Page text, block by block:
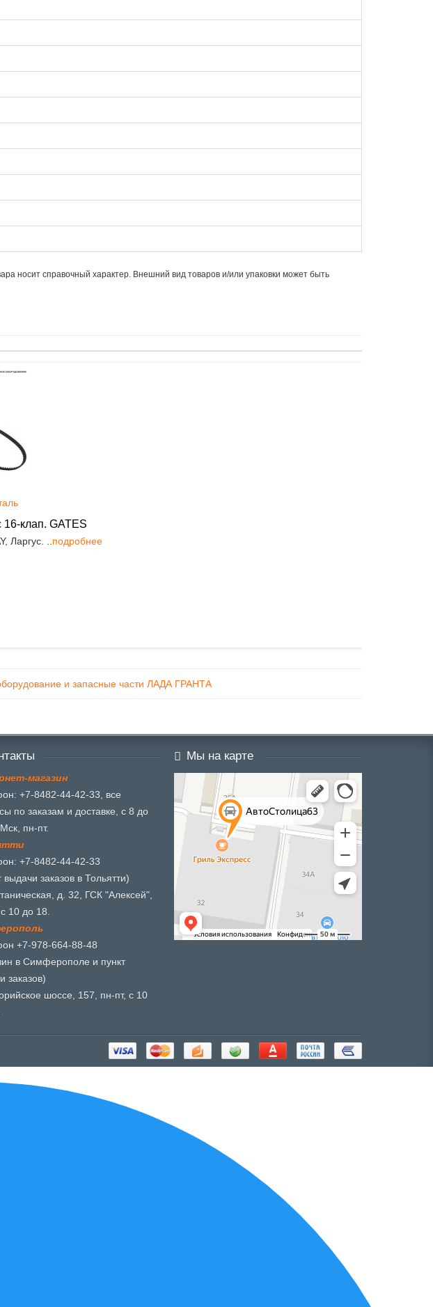
носит справочный характер. Внешний вид товаров и/или упаковки может быть
клап. GATES
Ларгус. .. подробнее
и запасные части ЛАДА ГРАНТА
нет-магазин
+7-8482-44-42-33, все
по заказам и доставке, с 8 до
пн-пт.
тти
+7-8482-44-42-33
выдачи заказов в Тольятти)
д. 32, ГСК "Алексей",
10 до 18.
ерополь
+7-978-664-88-48
в Симферополе и пункт
заказов)
шоссе, 157, пн-пт, с 10
Мы на карте